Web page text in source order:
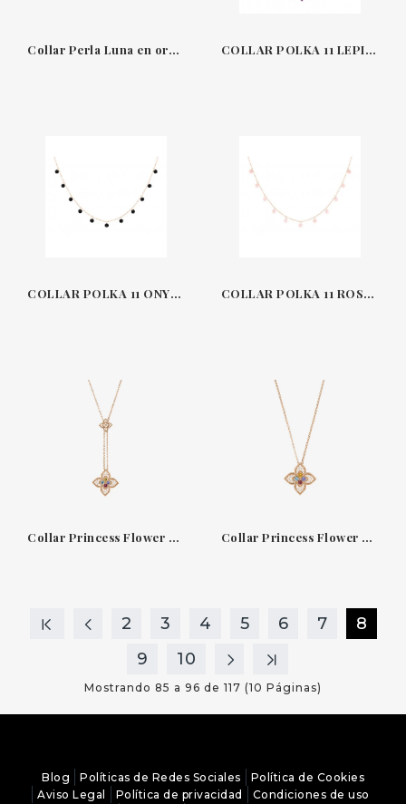
Collar Perla Luna en oro amarillo con diamante de La Brune et La Blonde COLLAR POLKA 11 LEPIDOLITA - ORO ROSA
COLLAR POLKA 11 ONYX - ORO ROSA COLLAR POLKA 11 ROSE OPAL - ORO ROSA
Collar Princess Flower en oro rosa con diamantes de cadena ajustable Roberto Coin Collar Princess Flower en oro rosa con diamantes de Roberto Coin
2 3 4 5 6 7
8
9
10
Mostrando 85 a 96 de 117 (10 Páginas)
Blog Políticas de Redes Sociales
Política de Cookies
Aviso Legal
Política de privacidad Condiciones de uso